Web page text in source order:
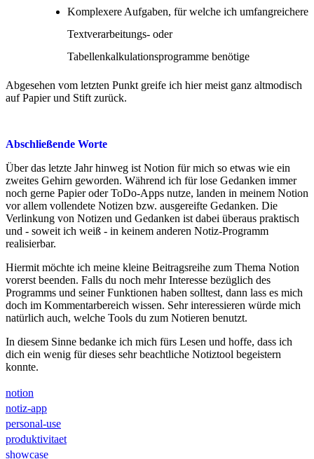
Komplexere Aufgaben, für welche ich umfangreichere
Textverarbeitungs- oder
Tabellenkalkulationsprogramme benötige
Abgesehen vom letzten Punkt greife ich hier meist ganz altmodisch
auf Papier und Stift zurück.
Abschließende Worte
Über das letzte Jahr hinweg ist Notion für mich so etwas wie ein
zweites Gehirn geworden. Während ich für lose Gedanken immer
noch gerne Papier oder ToDo-Apps nutze, landen in meinem Notion
vor allem vollendete Notizen bzw. ausgereifte Gedanken. Die
Verlinkung von Notizen und Gedanken ist dabei überaus praktisch
und - soweit ich weiß - in keinem anderen Notiz-Programm
realisierbar.
Hiermit möchte ich meine kleine Beitragsreihe zum Thema Notion
vorerst beenden. Falls du noch mehr Interesse bezüglich des
Programms und seiner Funktionen haben solltest, dann lass es mich
doch im Kommentarbereich wissen. Sehr interessieren würde mich
natürlich auch, welche Tools du zum Notieren benutzt.
In diesem Sinne bedanke ich mich fürs Lesen und hoffe, dass ich
dich ein wenig für dieses sehr beachtliche Notiztool begeistern
konnte.
notion
notiz-app
personal-use
produktivitaet
showcase